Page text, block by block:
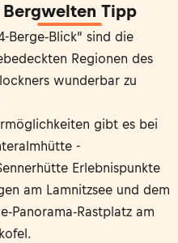
Bergwelten Tipp
Berge-Blick” sind die
Regionen des
wunderbar zu
gibt es bei
-
Erlebnispunkte
am Lamnitzsee und dem
Panorama-Rastplatz am